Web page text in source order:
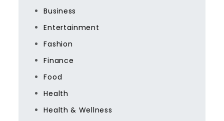
Business
Entertainment
Fashion
Finance
Food
Health
Health & Wellness